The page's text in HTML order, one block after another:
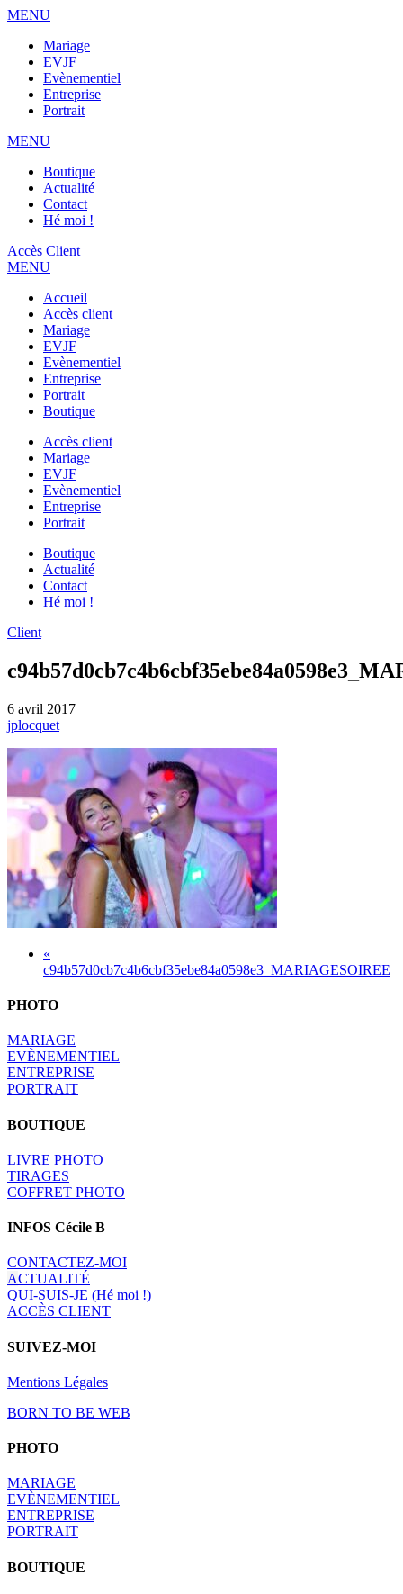
MENU
Mariage
EVJF
Evènementiel
Entreprise
Portrait
MENU
Boutique
Actualité
Contact
Hé moi !
Accès Client
MENU
Accueil
Accès client
Mariage
EVJF
Evènementiel
Entreprise
Portrait
Boutique
Accès client
Mariage
EVJF
Evènementiel
Entreprise
Portrait
Boutique
Actualité
Contact
Hé moi !
Client
6 avril 2017
jplocquet
«
c94b57d0cb7c4b6cbf35ebe84a0598e3_MARIAGESOIREE
PHOTO
MARIAGE
EVÈNEMENTIEL
ENTREPRISE
PORTRAIT
BOUTIQUE
LIVRE PHOTO
TIRAGES
COFFRET PHOTO
INFOS Cécile B
CONTACTEZ-MOI
ACTUALITÉ
QUI-SUIS-JE (Hé moi !)
ACCÈS CLIENT
SUIVEZ-MOI
Mentions Légales
BORN TO BE WEB
PHOTO
MARIAGE
EVÈNEMENTIEL
ENTREPRISE
PORTRAIT
BOUTIQUE